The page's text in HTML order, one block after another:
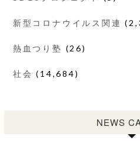
新型コロナウイルス関連
熱血つり塾 (26)
社会 (14,684)
NEWS